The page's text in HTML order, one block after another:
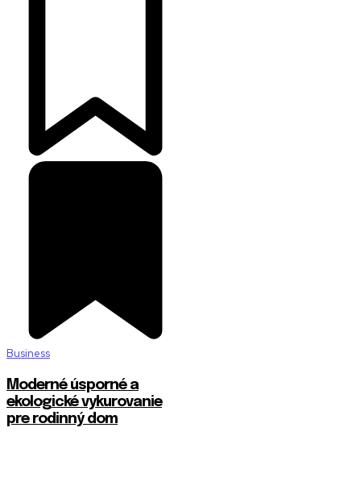
Business
Moderné úsporné a
ekologické vykurovanie
pre rodinný dom